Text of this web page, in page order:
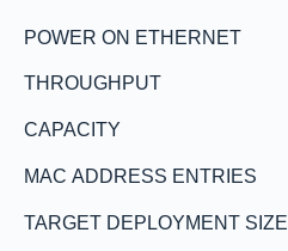
POWER ON ETHERNET
THROUGHPUT
CAPACITY
MAC ADDRESS ENTRIES
TARGET DEPLOYMENT SIZE